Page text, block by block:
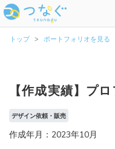
トップ ポートフォリオを見る
【作成実績】プ
デザイン依頼・販売
作成年月：2023年10月